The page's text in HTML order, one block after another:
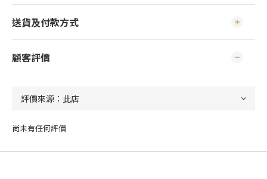
送貨及付款方式
顧客評價
尚未有任何評價